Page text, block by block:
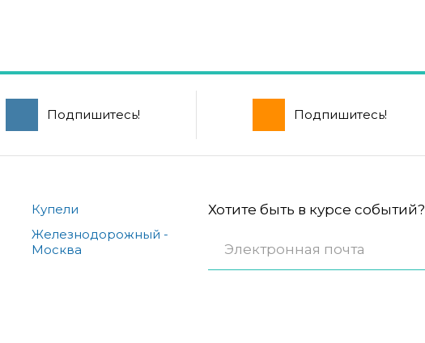
Подпишитесь! Подпишитесь!
Купели
Железнодорожный -
Москва
Хотите быть в курсе событий?